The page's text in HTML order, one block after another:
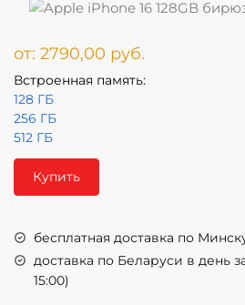
от: 2790,00 руб.
Встроенная память:
128 ГБ
256 ГБ
512 ГБ
Купить
бесплатная доставка по
доставка по Беларуси в день
15:00)